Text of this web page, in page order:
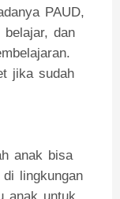
PAUD,
dan
jika sudah
anak bisa
lingkungan